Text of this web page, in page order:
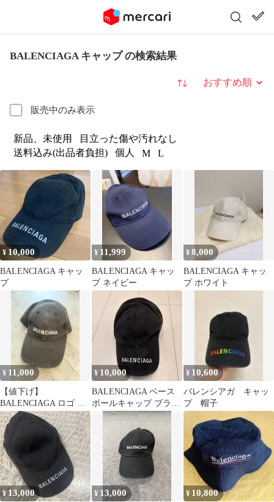
BALENCIAGA キャップ の検索結果
販売中のみ表示
並び替え
新品、未使用
目立った傷や汚れなし
送料込み(出品者負担)
個人 M L
¥ 10,000
BALENCIAGA キャッ
プ
¥ 11,999
BALENCIAGA キャッ
プ ネイビー
¥8,000
BALENCIAGA キャッ
プ ホワイト
¥ 11,000
【値下げ】
BALENCIAGA ロゴ キ
ャップ ブラック【正
規】
¥ 10,000
BALENCIAGA ベース
ボールキャップ ブラッ
¥ 10,600
バレンシアガ キャッ
プ 帽子
¥13,000 ¥ 13,000 ¥ 10,800